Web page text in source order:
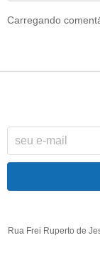
Carregando
Rua Frei Ruperto de